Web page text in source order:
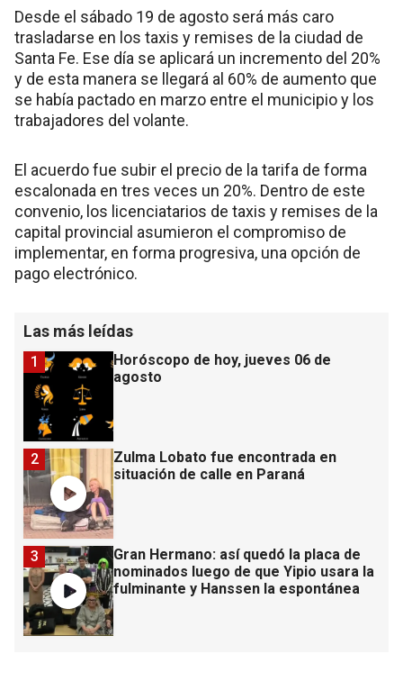
Desde el sábado 19 de agosto será más caro
trasladarse en los taxis y remises de la ciudad de
Santa Fe. Ese día se aplicará un incremento del 20%
y de esta manera se llegará al 60% de aumento que
se había pactado en marzo entre el municipio y los
trabajadores del volante.
El acuerdo fue subir el precio de la tarifa de forma
escalonada en tres veces un 20%. Dentro de este
convenio, los licenciatarios de taxis y remises de la
capital provincial asumieron el compromiso de
implementar, en forma progresiva, una opción de
pago electrónico.
Las más leídas
Horóscopo de hoy, jueves 06 de
agosto
1
Zulma Lobato fue encontrada en
situación de calle en Paraná
2
Gran Hermano: así quedó la placa de
nominados luego de que Yipio usara la
fulminante y Hanssen la espontánea
3